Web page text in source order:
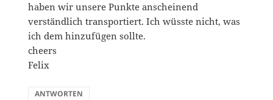
haben wir unsere Punkte anscheinend
verständlich transportiert. Ich wüsste nicht, was
ich dem hinzufügen sollte.
cheers
Felix
ANTWORTEN